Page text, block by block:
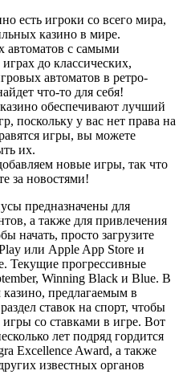
есть игроки со всего мира,
казино в мире.
автоматов с самыми
до классических,
автоматов в ретро-
что-то для себя!
обеспечивают лучший
поскольку у вас нет права на
игры, вы можете
их.
новые игры, так что
за новостями!
предназначены для
а также для привлечения
начать, просто загрузите
или Apple App Store и
Текущие прогрессивные
Winning Black и Blue. В
предлагаемым в
ставок на спорт, чтобы
со ставками в игре. Вот
лет подряд гордится
Excellence Award, а также
известных органов